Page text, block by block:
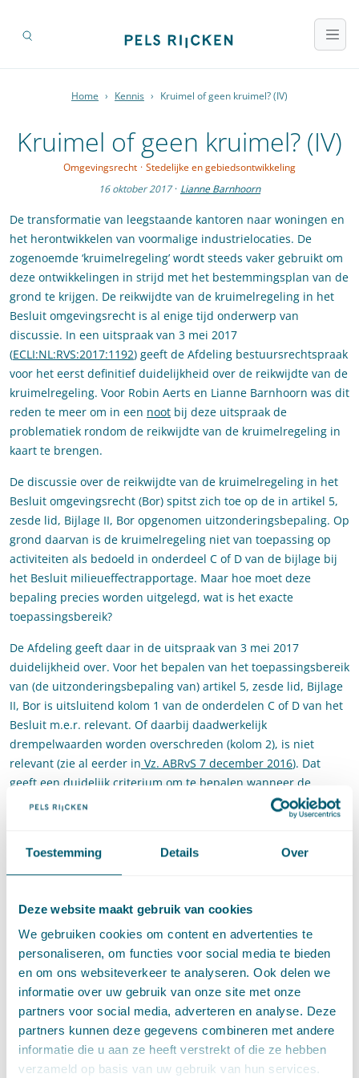
Toestemming Details Over
Deze website maakt gebruik van cookies
We gebruiken cookies om content en advertenties te
personaliseren, om functies voor social media te bieden
en om ons websiteverkeer te analyseren. Ook delen we
informatie over uw gebruik van onze site met onze
partners voor social media, adverteren en analyse. Deze
partners kunnen deze gegevens combineren met andere
informatie die u aan ze heeft verstrekt of die ze hebben
verzameld op basis van uw gebruik van hun services.
Home › Kennis › Kruimel of geen kruimel? (IV)
Kruimel of geen kruimel? (IV)
Omgevingsrecht · Stedelijke en gebiedsontwikkeling
16 oktober 2017 · Lianne Barnhoorn
De transformatie van leegstaande kantoren naar woningen en
het herontwikkelen van voormalige industrielocaties. De
zogenoemde ‘kruimelregeling’ wordt steeds vaker gebruikt om
deze ontwikkelingen in strijd met het bestemmingsplan van de
grond te krijgen. De reikwijdte van de kruimelregeling in het
Besluit omgevingsrecht is al enige tijd onderwerp van
discussie. In een uitspraak van 3 mei 2017
(ECLI:NL:RVS:2017:1192) geeft de Afdeling bestuursrechtspraak
voor het eerst definitief duidelijkheid over de reikwijdte van de
kruimelregeling. Voor Robin Aerts en Lianne Barnhoorn was dit
reden te meer om in een noot bij deze uitspraak de
problematiek rondom de reikwijdte van de kruimelregeling in
kaart te brengen.
De discussie over de reikwijdte van de kruimelregeling in het
Besluit omgevingsrecht (Bor) spitst zich toe op de in artikel 5,
zesde lid, Bijlage II, Bor opgenomen uitzonderingsbepaling. Op
grond daarvan is de kruimelregeling niet van toepassing op
activiteiten als bedoeld in onderdeel C of D van de bijlage bij
het Besluit milieueffectrapportage. Maar hoe moet deze
bepaling precies worden uitgelegd, wat is het exacte
toepassingsbereik?
De Afdeling geeft daar in de uitspraak van 3 mei 2017
duidelijkheid over. Voor het bepalen van het toepassingsbereik
van (de uitzonderingsbepaling van) artikel 5, zesde lid, Bijlage
II, Bor is uitsluitend kolom 1 van de onderdelen C of D van het
Besluit m.e.r. relevant. Of daarbij daadwerkelijk
drempelwaarden worden overschreden (kolom 2), is niet
relevant (zie al eerder in Vz. ABRvS 7 december 2016). Dat
geeft een duidelijk criterium om te bepalen wanneer de
kruimelregeling mag worden toegepast.
discussie rondom de reikwijdte van de kruimelregeling.
Daarbij bespreken zij de betekenis van de uitspraak van de
wordt antwoord gegeven op de vraag hoe om te gaan met het
begrip ‘stedelijk ontwikkelingsproject’ in relatie tot de
kruimelregeling.
Bent u benieuwd geworden naar de noot, lees ‘m danhier.
Deel dit artikel viaLinkedInene-mail